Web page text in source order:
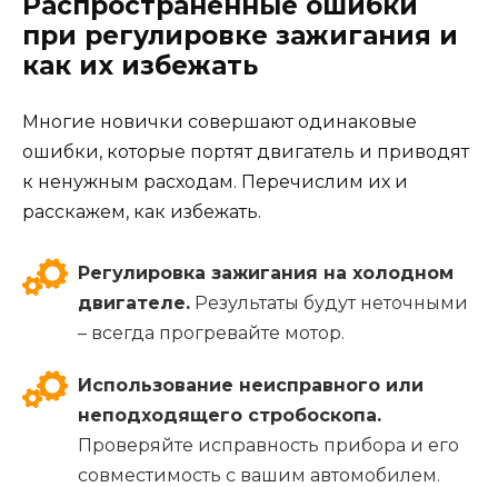
при регулировке зажигания и
как их избежать
Многие новички совершают одинаковые
ошибки, которые портят двигатель и приводят
к ненужным расходам. Перечислим их и
расскажем, как избежать.
Регулировка зажигания на холодном
двигателе. Результаты будут неточными
– всегда прогревайте мотор.
Использование неисправного или
неподходящего стробоскопа.
Проверяйте исправность прибора и его
совместимость с вашим автомобилем.